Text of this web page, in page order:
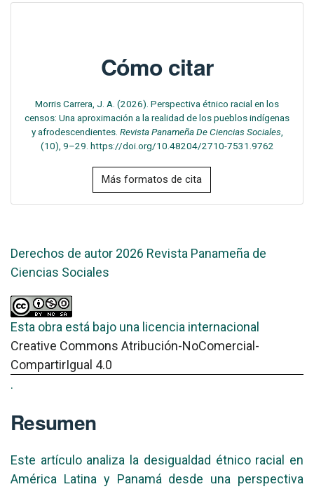
Cómo citar
Morris Carrera, J. A. (2026). Perspectiva étnico racial en los
censos: Una aproximación a la realidad de los pueblos indígenas
y afrodescendientes. Revista Panameña De Ciencias Sociales,
(10), 9–29. https://doi.org/10.48204/2710-7531.9762
Más formatos de cita
Derechos de autor 2026 Revista Panameña de
Ciencias Sociales
Esta obra está bajo una licencia internacional
Creative Commons Atribución-NoComercial-
CompartirIgual 4.0
.
Resumen
Este artículo analiza la desigualdad étnico racial en
América Latina y Panamá desde una perspectiva